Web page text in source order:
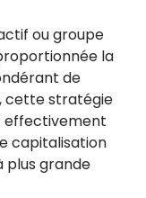
ou groupe
la
de
cette stratégie
effectivement
capitalisation
plus grande